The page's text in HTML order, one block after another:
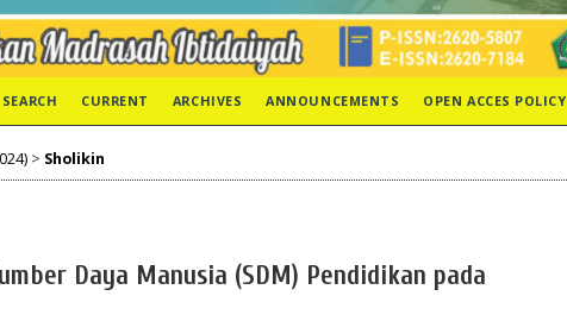
SEARCH CURRENT ARCHIVES ANNOUNCEMENTS OPEN ACCES POLICY
> Sholikin
Daya Manusia (SDM) Pendidikan pada